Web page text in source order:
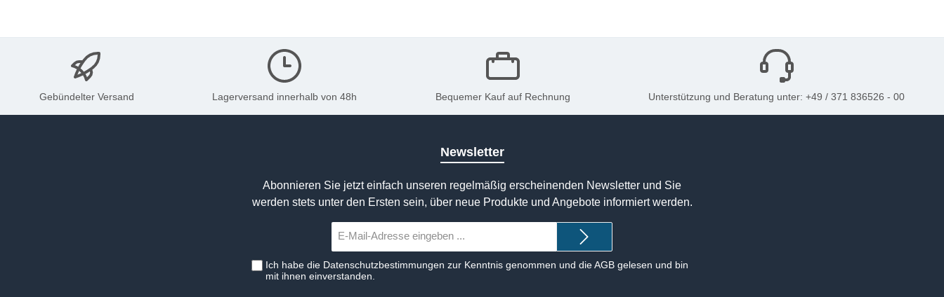
Gebündelter Versand Lagerversand innerhalb von 48h Bequemer Kauf auf Rechnung Unterstützung und Beratung unter: +49 / 371 836526 - 00
Newsletter
Abonnieren Sie jetzt einfach unseren regelmäßig erscheinenden Newsletter und Sie
werden stets unter den Ersten sein, über neue Produkte und Angebote informiert werden.
Mail-
Adresse*
Ich habe die Datenschutzbestimmungen zur Kenntnis genommen und dieAGB gelesen und bin
mit ihnen einverstanden.